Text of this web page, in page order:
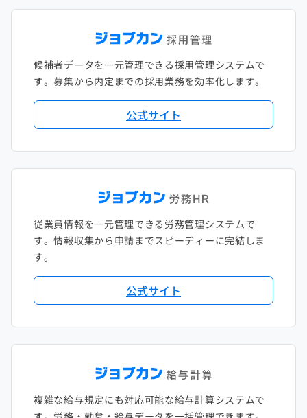
候補者データを一元管理できる採用管理システムで
す。募集から内定までの採用業務を効率化します。
公式サイト
従業員情報を一元管理できる労務管理システムで
す。情報収集から申請までスピーディーに完結しま
す。
公式サイト
複雑な給与規定にも対応可能な給与計算システムで